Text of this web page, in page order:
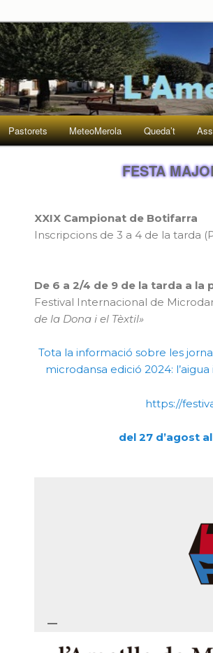
i veïnes de
Pastorets MeteoMerola Queda’t
FESTA
XXIX Campionat de Botifarra
Inscripcions de 3 a 4 de la tarda
De 6 a 2/4 de 9 de la tarda a la
Festival Internacional de
de la Dona i el Tèxtil»
Tota la informació sobre les
microdansa edició 2024:
https://
del 27 d’agost